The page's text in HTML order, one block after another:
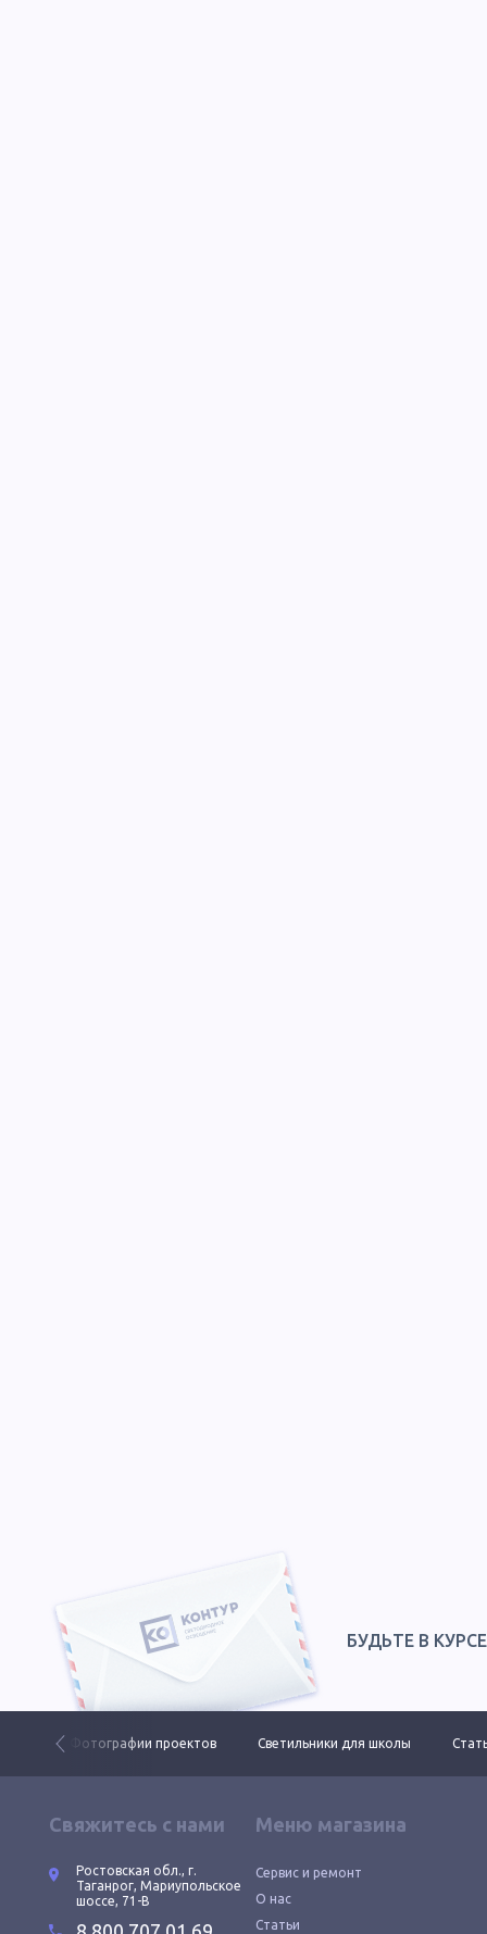
БУДЬТЕ В
Фотографии проектов Светильники для школы
Свяжитесь с нами
Ростовская обл., г.
Таганрог, Мариупольское
шоссе, 71-В
Меню магазина
Сервис и ремонт
О нас
Статьи